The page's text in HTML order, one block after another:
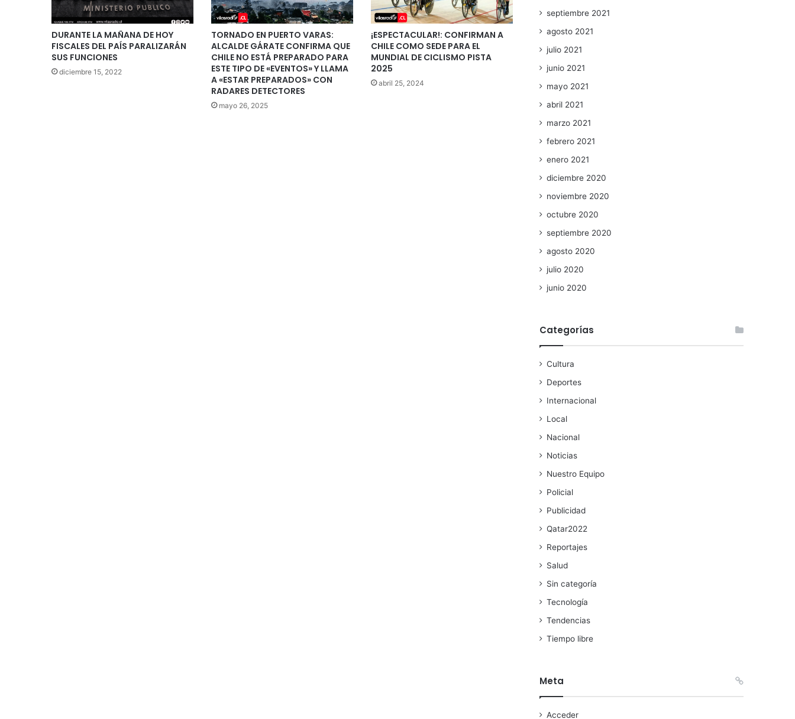
DURANTE LA MAÑANA DE HOY
FISCALES DEL PAÍS PARALIZARÁN
SUS FUNCIONES
diciembre 15, 2022
TORNADO EN PUERTO VARAS:
ALCALDE GÁRATE CONFIRMA QUE
CHILE NO ESTÁ PREPARADO PARA
ESTE TIPO DE «EVENTOS» Y LLAMA
A «ESTAR PREPARADOS» CON
RADARES DETECTORES
mayo 26, 2025
¡ESPECTACULAR!: CONFIRMAN A
CHILE COMO SEDE PARA EL
MUNDIAL DE CICLISMO PISTA
2025
abril 25, 2024
septiembre 2021
agosto 2021
julio 2021
junio 2021
mayo 2021
abril 2021
marzo 2021
febrero 2021
enero 2021
diciembre 2020
noviembre 2020
octubre 2020
septiembre 2020
agosto 2020
julio 2020
junio 2020
Categorías
Cultura
Deportes
Internacional
Local
Nacional
Noticias
Nuestro Equipo
Policial
Publicidad
Qatar2022
Reportajes
Salud
Sin categoría
Tecnología
Tendencias
Tiempo libre
Meta
Acceder